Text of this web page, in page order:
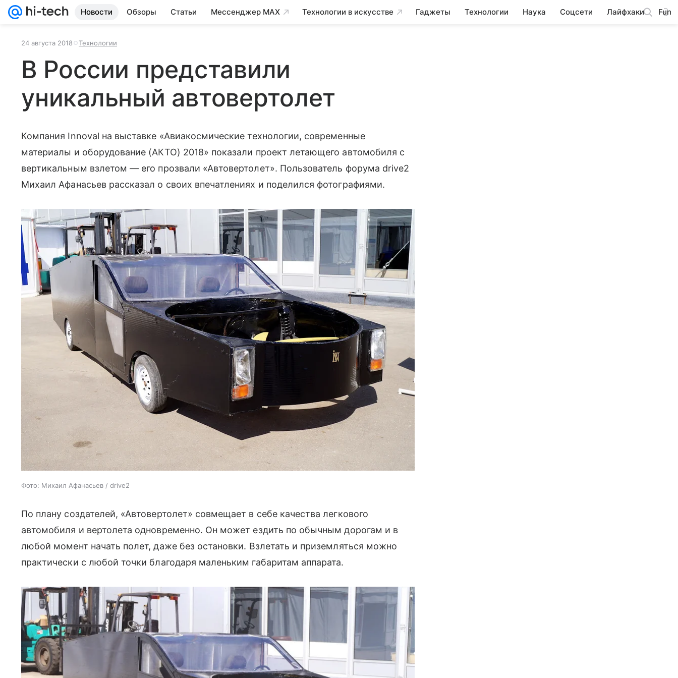
Новости Обзоры Статьи Мессенджер MAX Технологии в искусстве Гаджеты Технологии Наука Соцсети Лайфхаки Fun
24 августа 2018 Технологии
В России представили
уникальный автовертолет
Компания Innoval на выставке «Авиакосмические технологии, современные
материалы и оборудование (АКТО) 2018» показали проект летающего автомобиля с
вертикальным взлетом — его прозвали «Автовертолет». Пользователь форума drive2
Михаил Афанасьев рассказал о своих впечатлениях и поделился фотографиями.
Фото: Михаил Афанасьев / drive2
По плану создателей, «Автовертолет» совмещает в себе качества легкового
автомобиля и вертолета одновременно. Он может ездить по обычным дорогам и в
любой момент начать полет, даже без остановки. Взлетать и приземляться можно
практически с любой точки благодаря маленьким габаритам аппарата.